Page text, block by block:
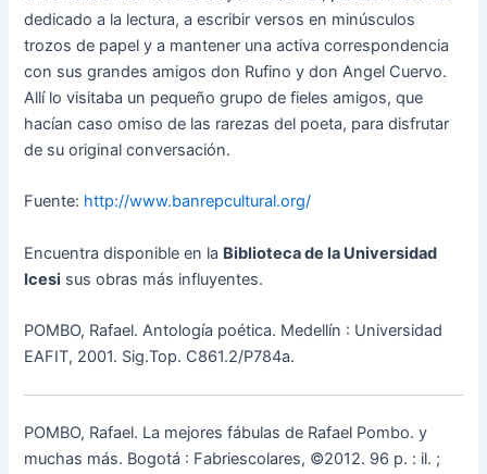
dedicado a la lectura, a escribir versos en minúsculos
trozos de papel y a mantener una activa correspondencia
con sus grandes amigos don Rufino y don Angel Cuervo.
Allí lo visitaba un pequeño grupo de fieles amigos, que
hacían caso omiso de las rarezas del poeta, para disfrutar
de su original conversación.
Fuente: http://www.banrepcultural.org/
Encuentra disponible en la Biblioteca de la Universidad
Icesi sus obras más influyentes.
POMBO, Rafael. Antología poética. Medellín : Universidad
EAFIT, 2001. Sig.Top. C861.2/P784a.
POMBO, Rafael. La mejores fábulas de Rafael Pombo. y
muchas más. Bogotá : Fabriescolares, ©2012. 96 p. : il. ;